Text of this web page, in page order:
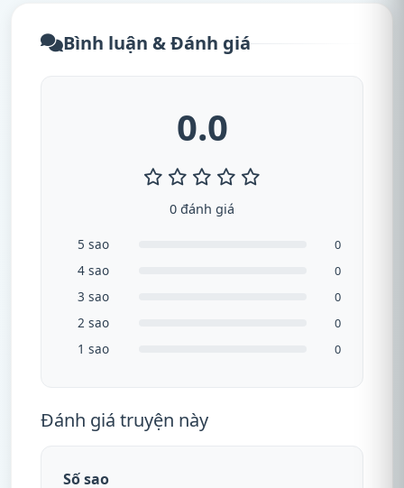
Bình luận & Đánh giá
0.0
0 đánh giá
5 sao 0
4 sao 0
3 sao 0
2 sao 0
1 sao 0
Đánh giá truyện này
Số sao